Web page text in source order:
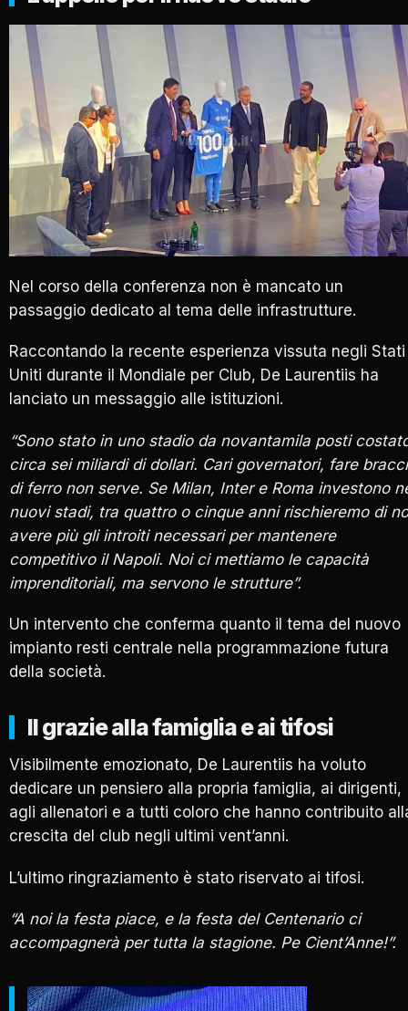
Nel corso della conferenza non è mancato un
passaggio dedicato al tema delle infrastrutture.
Raccontando la recente esperienza vissuta negli Stati
Uniti durante il Mondiale per Club, De Laurentiis ha
lanciato un messaggio alle istituzioni.
“Sono stato in uno stadio da novantamila posti
circa sei miliardi di dollari. Cari governatori, fare
di ferro non serve. Se Milan, Inter e Roma investono
nuovi stadi, tra quattro o cinque anni rischieremo di
avere più gli introiti necessari per mantenere
competitivo il Napoli. Noi ci mettiamo le capacità
imprenditoriali, ma servono le strutture”.
Un intervento che conferma quanto il tema del nuovo
impianto resti centrale nella programmazione futura
della società.
Il grazie alla famiglia e ai tifosi
Visibilmente emozionato, De Laurentiis ha voluto
dedicare un pensiero alla propria famiglia, ai dirigenti,
agli allenatori e a tutti coloro che hanno contribuito
crescita del club negli ultimi vent’anni.
L’ultimo ringraziamento è stato riservato ai tifosi.
“A noi la festa piace, e la festa del Centenario ci
accompagnerà per tutta la stagione. Pe Cient’Anne!”.